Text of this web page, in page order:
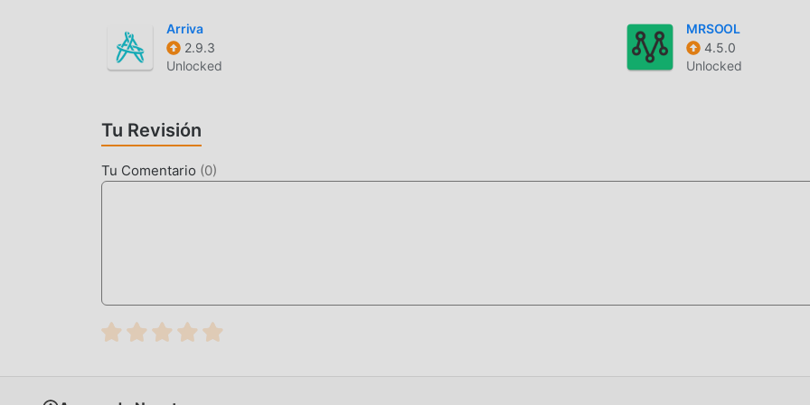
versión mod, brindándole funciones Free de forma gratuita, puedes experimentar el nivel más alto de Audio
Librivox 2.8.6 con la funcionalidad más completa. Además, todas las modificaciones han sido autenticadas
manualmente por moddroid, es 100% gratuito y está disponible. Ahora, sólo necesitas descargar moddroid al
DESCARGAR AHORA
Arriva
2.9.3
Unlocked
MRSOOL
4.5.0
Unlocked
Tu Revisión
Tu Comentario (0)